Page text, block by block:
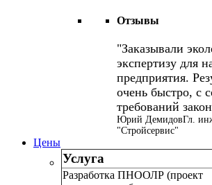
Отзывы
Заказывали
экспертизу для
предприятия.
очень быстро, с
требований
Юрий ДемидовГл.
"Стройсервис"
Цены
Услуга
Разработка ПНООЛР (проект